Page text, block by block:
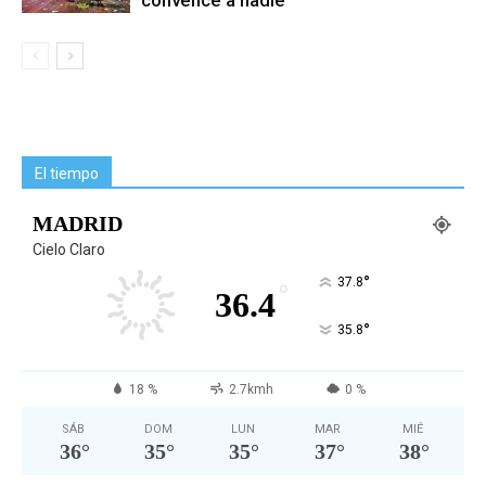
El tiempo
MADRID
Cielo Claro
36.4° 37.8°
35.8°
18 % 2.7kmh 0 %
SÁB
36°
DOM
35°
LUN
35°
MAR
37°
MIÉ
38°